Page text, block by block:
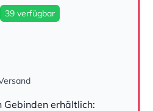
39 verfügbar
erhältlich: